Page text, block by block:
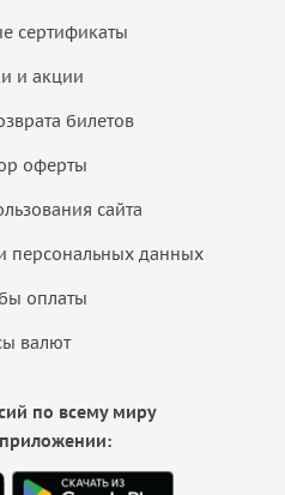
сертификаты
и акции
билетов
оферты
сайта
персональных данных
оплаты
валют
по всему миру